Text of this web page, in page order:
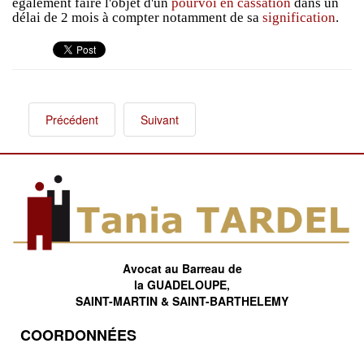
délai de 2 mois à compter notamment de sa signification.
Précédent Suivant
Avocat au Barreau de
la GUADELOUPE,
SAINT-MARTIN & SAINT-BARTHELEMY
COORDONNÉES